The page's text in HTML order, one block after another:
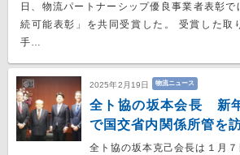
日、物流パートナーシップ優良事業者表彰
続可能表彰」を共同受賞した。 受賞した取
手…
2025年2月19日 物流ニュース
全ト協の坂本会長 新
で国交省内関係所管を
全ト協の坂本克己会長は１月